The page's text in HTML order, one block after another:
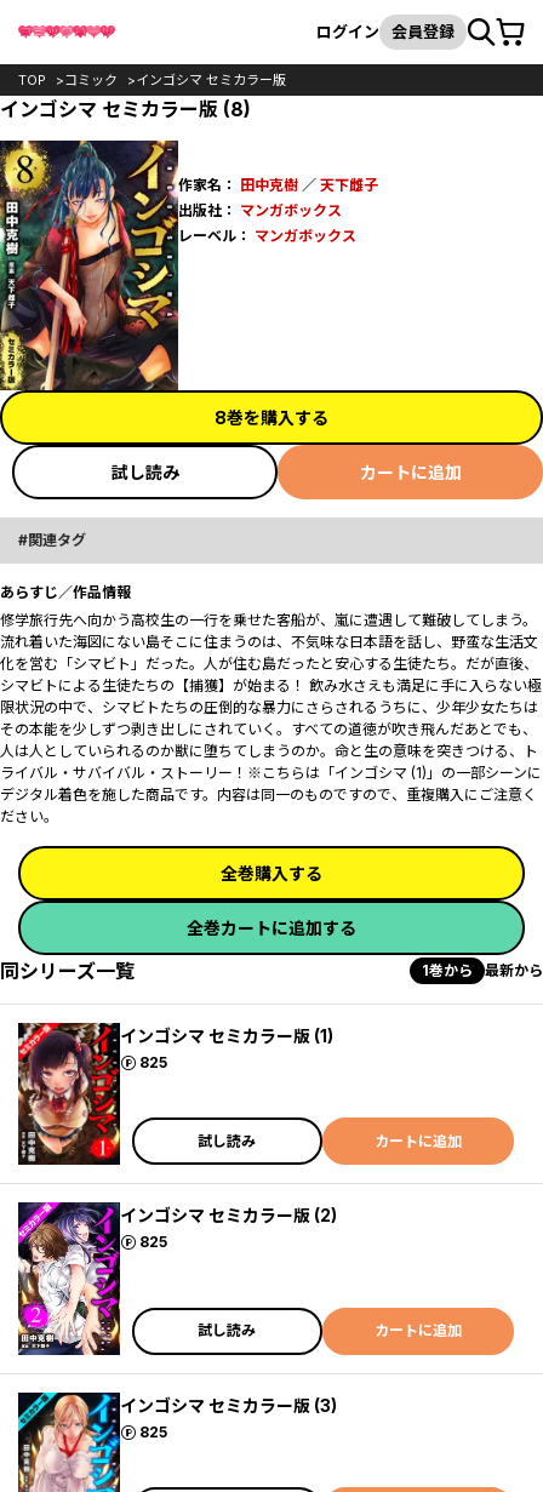
検索
ログイン 会員登録カート
TOP コミック インゴシマ セミカラー版
インゴシマ セミカラー版 (8)
作家名： 田中克樹／ 天下雌子
出版社： マンガボックス
レーベル： マンガボックス
8巻を購入する
試し読み カートに追加
関連タグ
あらすじ／作品情報
修学旅行先へ向かう高校生の一行を乗せた客船が、嵐に遭遇して難破してしまう。
流れ着いた海図にない島――そこに住まうのは、不気味な日本語を話し、野蛮な生活文
化を営む「シマビト」だった。人が住む島だったと安心する生徒たち。だが直後、
シマビトによる生徒たちの【捕獲】が始まる！ 飲み水さえも満足に手に入らない極
限状況の中で、シマビトたちの圧倒的な暴力にさらされるうちに、少年少女たちは
その本能を少しずつ剥き出しにされていく。すべての道徳が吹き飛んだあとでも、
人は人としていられるのか――獣に堕ちてしまうのか。命と生の意味を突きつける、ト
ライバル・サバイバル・ストーリー！※こちらは「インゴシマ (1)」の一部シーンに
デジタル着色を施した商品です。内容は同一のものですので、重複購入にご注意く
ださい。
全巻購入する
全巻カートに追加する
同シリーズ一覧 1巻から 最新から
インゴシマ セミカラー版 (1)
825
ポイント
試し読み カートに追加
インゴシマ セミカラー版 (2)
825
ポイント
試し読み カートに追加
インゴシマ セミカラー版 (3)
825
ポイント